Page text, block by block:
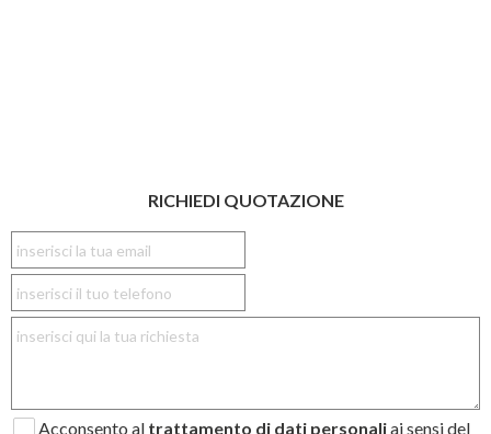
RICHIEDI QUOTAZIONE
Acconsento al trattamento di dati personaliai sensi del